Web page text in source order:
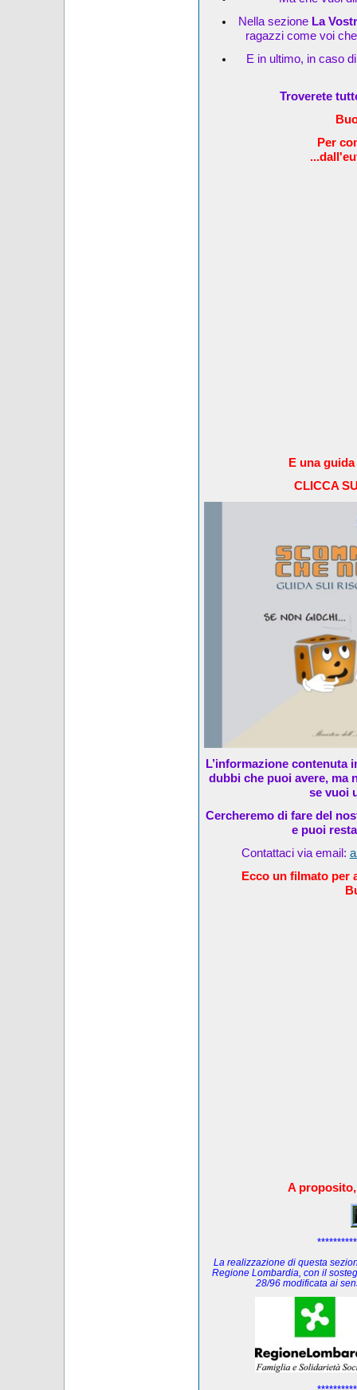
Nella sezioneLa
ragazzi come voi
E in ultimo, in caso
Troverete
Per
E una
CLICCA
L’informazione contenuta
dubbi che puoi avere, ma
se vuoi
Cercheremo di fare del
e puoi
Contattaci via email:
Ecco un filmato per
A
La realizzazione di questa
Regione Lombardia, con il
28/96 modificata ai